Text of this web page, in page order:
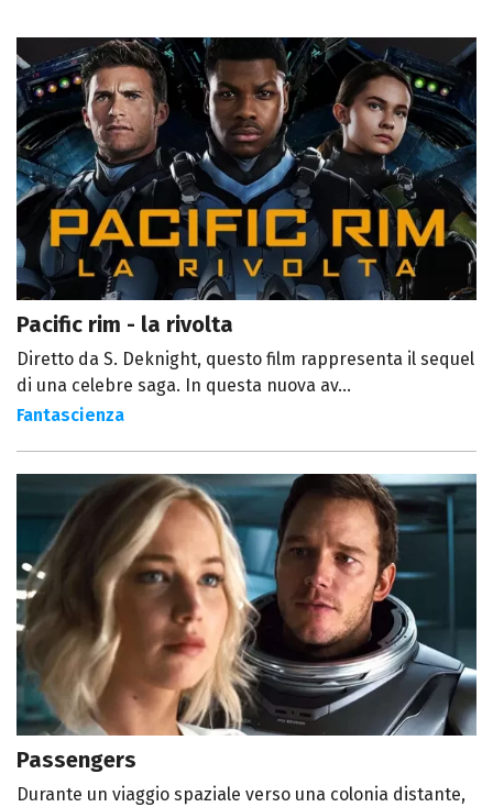
Pacific rim - la rivolta
Diretto da S. Deknight, questo film rappresenta il sequel
di una celebre saga. In questa nuova av...
Fantascienza
Passengers
Durante un viaggio spaziale verso una colonia distante,